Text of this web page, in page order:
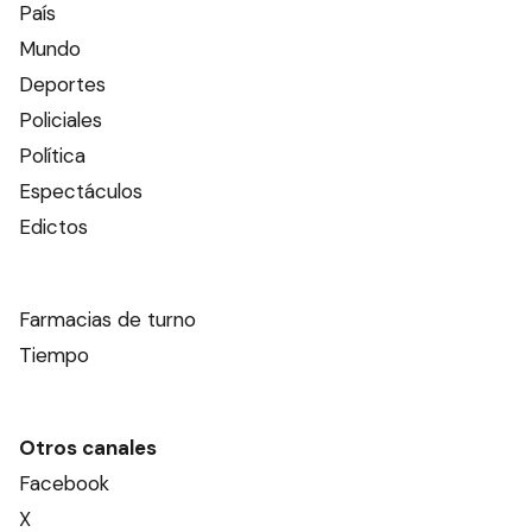
País
Mundo
Deportes
Policiales
Política
Espectáculos
Edictos
Farmacias de turno
Tiempo
Otros canales
Facebook
X